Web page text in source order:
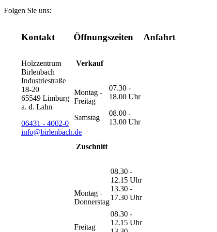
Folgen Sie uns:
Kontakt
Holzzentrum
Birlenbach
Industriestraße
18-20
65549 Limburg
a. d. Lahn
06431 - 4002-0
info@birlenbach.de
Öffnungszeiten
Verkauf
Montag -
Freitag
Samstag
07.30 -
18.00 Uhr
08.00 -
13.00 Uhr
Zuschnitt
Montag -
Donnerstag
Freitag
08.30 -
12.15 Uhr
13.30 -
17.30 Uhr
08.30 -
12.15 Uhr
Anfahrt